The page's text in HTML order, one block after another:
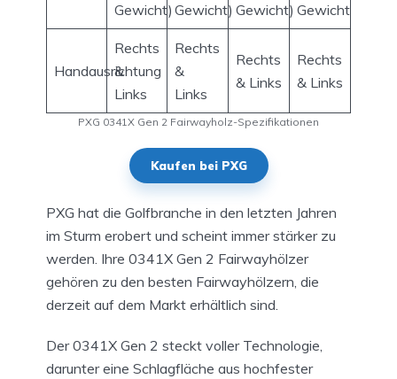
Gewicht)Gewicht)Gewicht)Gewicht)
Handausrichtung
Rechts
&
Links
Rechts
&
Links
Rechts
& Links
Rechts
& Links
PXG 0341X Gen 2 Fairwayholz-Spezifikationen
Kaufen bei PXG
PXG hat die Golfbranche in den letzten Jahren
im Sturm erobert und scheint immer stärker zu
werden. Ihre 0341X Gen 2 Fairwayhölzer
gehören zu den besten Fairwayhölzern, die
derzeit auf dem Markt erhältlich sind.
Der 0341X Gen 2 steckt voller Technologie,
darunter eine Schlagfläche aus hochfester